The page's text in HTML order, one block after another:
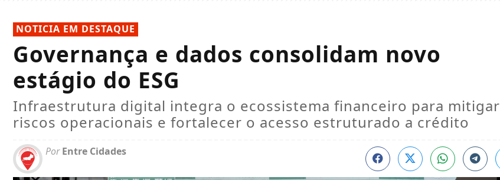
NOTICIA EM DESTAQUE
Governança e dados consolidam novo
estágio do ESG
Infraestrutura digital integra o ecossistema financeiro para mitigar
riscos operacionais e fortalecer o acesso estruturado a crédito
PorEntre Cidades